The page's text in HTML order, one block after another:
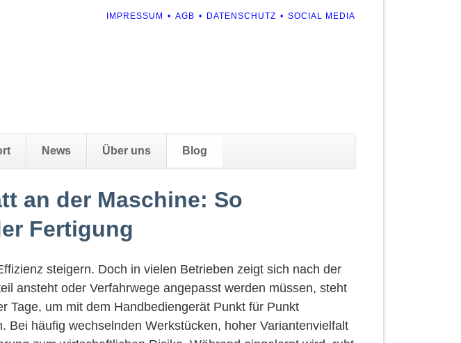
NAVIGATION
IMPRESSUM AGB DATENSCHUTZ SOCIAL MEDIA
überspringen
News Über uns Blog
an der Maschine: So
Fertigung
steigern. Doch in vielen Betrieben zeigt sich nach der
ansteht oder Verfahrwege angepasst werden müssen, steht
Tage, um mit dem Handbediengerät Punkt für Punkt
häufig wechselnden Werkstücken, hoher Variantenvielfalt